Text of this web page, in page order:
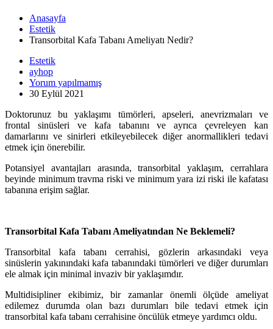
Anasayfa
Estetik
Transorbital Kafa Tabanı Ameliyatı Nedir?
Estetik
ayhop
Yorum yapılmamış
30 Eylül 2021
Doktorunuz bu yaklaşımı tümörleri, apseleri, anevrizmaları ve
frontal sinüsleri ve kafa tabanını ve ayrıca çevreleyen kan
damarlarını ve sinirleri etkileyebilecek diğer anormallikleri tedavi
etmek için önerebilir.
Potansiyel avantajları arasında, transorbital yaklaşım, cerrahlara
beyinde minimum travma riski ve minimum yara izi riski ile kafatası
tabanına erişim sağlar.
Transorbital Kafa Tabanı Ameliyatından Ne Beklemeli?
Transorbital kafa tabanı cerrahisi, gözlerin arkasındaki veya
sinüslerin yakınındaki kafa tabanındaki tümörleri ve diğer durumları
ele almak için minimal invaziv bir yaklaşımdır.
Multidisipliner ekibimiz, bir zamanlar önemli ölçüde ameliyat
edilemez durumda olan bazı durumları bile tedavi etmek için
transorbital kafa tabanı cerrahisine öncülük etmeye yardımcı oldu.